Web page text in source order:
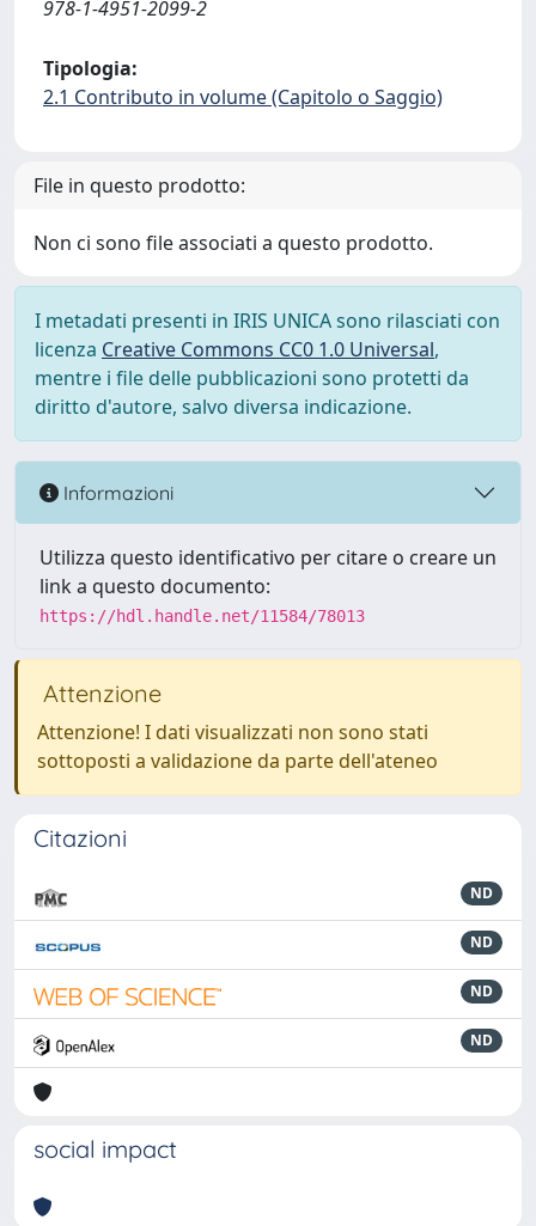
978-1-4951-2099-2
Tipologia:
2.1 Contributo in volume (Capitolo o Saggio)
File in questo prodotto:
Non ci sono file associati a questo prodotto.
I metadati presenti in IRIS UNICA sono rilasciati con
licenza Creative Commons CC0 1.0 Universal,
mentre i file delle pubblicazioni sono protetti da
diritto d'autore, salvo diversa indicazione.
Informazioni
Utilizza questo identificativo per citare o creare un
link a questo documento:
https://hdl.handle.net/11584/78013
Attenzione
Attenzione! I dati visualizzati non sono stati
sottoposti a validazione da parte dell'ateneo
Citazioni
ND
ND
ND
ND
social impact